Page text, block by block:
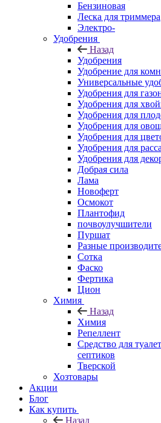
Бензиновая
Леска для триммера
Электро-
Удобрения
Назад
Удобрения
Удобрение для
Универсальные
Удобрения для
Удобрения для
Удобрения для
Удобрения для
Удобрения для
Удобрения для
Удобрения для
Добрая сила
Лама
Новоферт
Осмокот
Плантофид
почвоулучшители
Пуршат
Разные
Сотка
Фаско
Фертика
Цион
Химия
Назад
Химия
Репеллент
Средство для
септиков
Тверской
Хозтовары
Акции
Блог
Как купить
Назад